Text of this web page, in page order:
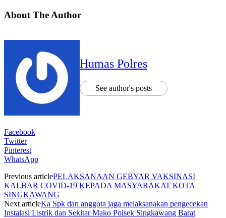
About The Author
Humas Polres
See author's posts
Facebook
Twitter
Pinterest
WhatsApp
Previous articlePELAKSANAAN GEBYAR VAKSINASI
KALBAR COVID-19 KEPADA MASYARAKAT KOTA
SINGKAWANG
Next articleKa Spk dan anggota jaga melaksanakan pengecekan
Instalasi Listrik dan Sekitar Mako Polsek Singkawang Barat